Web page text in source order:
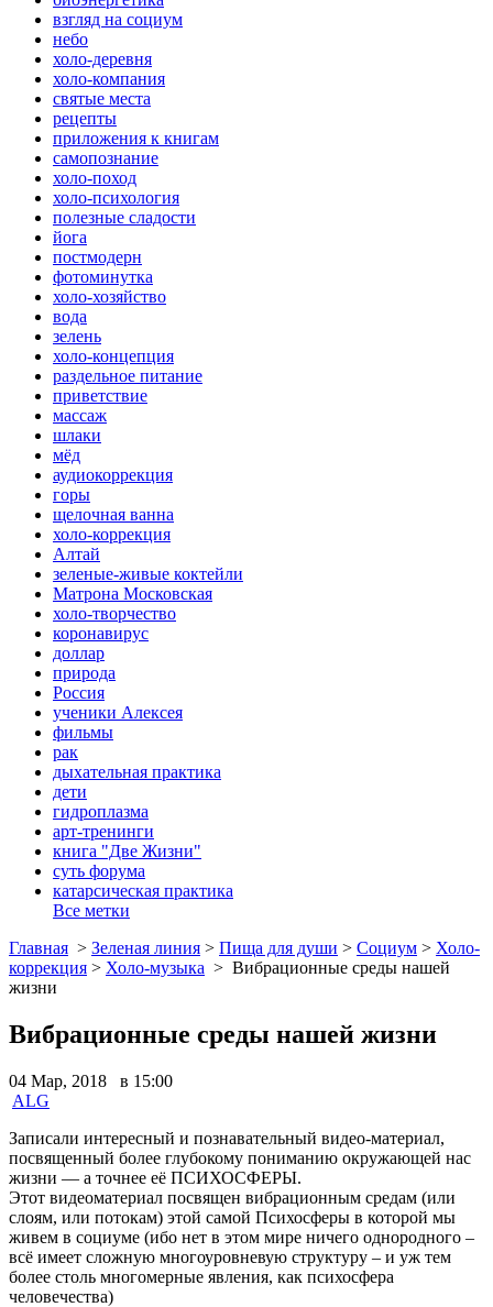
взгляд на социум
небо
холо-деревня
холо-компания
святые места
рецепты
приложения к книгам
самопознание
холо-поход
холо-психология
полезные сладости
йога
постмодерн
фотоминутка
холо-хозяйство
вода
зелень
холо-концепция
раздельное питание
приветствие
массаж
шлаки
мёд
аудиокоррекция
горы
щелочная ванна
холо-коррекция
Алтай
зеленые-живые коктейли
Матрона Московская
холо-творчество
коронавирус
доллар
природа
Россия
ученики Алексея
фильмы
рак
дыхательная практика
дети
гидроплазма
арт-тренинги
книга "Две Жизни"
суть форума
катарсическая практика
Все метки
Главная > Зеленая линия > Пища для души > Социум > Холо-
коррекция > Холо-музыка > Вибрационные среды нашей
жизни
Вибрационные среды нашей жизни
04 Мар, 2018 в 15:00
ALG
Записали интересный и познавательный видео-материал,
посвященный более глубокому пониманию окружающей нас
жизни — а точнее её ПСИХОСФЕРЫ.
Этот видеоматериал посвящен вибрационным средам (или
слоям, или потокам) этой самой Психосферы в которой мы
живем в социуме (ибо нет в этом мире ничего однородного –
всё имеет сложную многоуровневую структуру – и уж тем
более столь многомерные явления, как психосфера
человечества)